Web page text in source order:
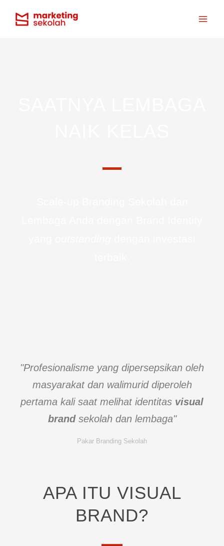
"Profesionalisme yang dipersepsikan oleh
masyarakat dan walimurid diperoleh
pertama kali saat melihat identitas visual
brandsekolah dan lembaga"
Pakar Branding Sekolah
APA ITU VISUAL
BRAND?